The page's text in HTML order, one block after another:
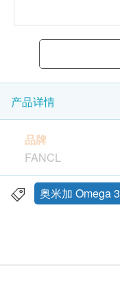
产品详情
品牌
FANCL
包装奥米加 Omega 3